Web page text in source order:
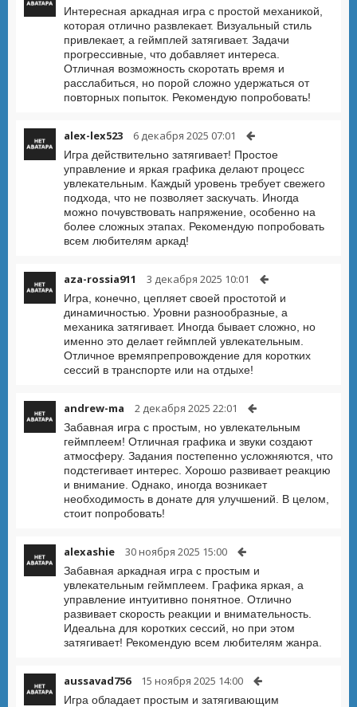
Интересная аркадная игра с простой механикой,
которая отлично развлекает. Визуальный стиль
привлекает, а геймплей затягивает. Задачи
прогрессивные, что добавляет интереса.
Отличная возможность скоротать время и
расслабиться, но порой сложно удержаться от
повторных попыток. Рекомендую попробовать!
alex-lex523 6 декабря 2025 07:01
Игра действительно затягивает! Простое
управление и яркая графика делают процесс
увлекательным. Каждый уровень требует свежего
подхода, что не позволяет заскучать. Иногда
можно почувствовать напряжение, особенно на
более сложных этапах. Рекомендую попробовать
всем любителям аркад!
aza-rossia911 3 декабря 2025 10:01
Игра, конечно, цепляет своей простотой и
динамичностью. Уровни разнообразные, а
механика затягивает. Иногда бывает сложно, но
именно это делает геймплей увлекательным.
Отличное времяпрепровождение для коротких
сессий в транспорте или на отдыхе!
andrew-ma 2 декабря 2025 22:01
Забавная игра с простым, но увлекательным
геймплеем! Отличная графика и звуки создают
атмосферу. Задания постепенно усложняются, что
подстегивает интерес. Хорошо развивает реакцию
и внимание. Однако, иногда возникает
необходимость в донате для улучшений. В целом,
стоит попробовать!
alexashie 30 ноября 2025 15:00
Забавная аркадная игра с простым и
увлекательным геймплеем. Графика яркая, а
управление интуитивно понятное. Отлично
развивает скорость реакции и внимательность.
Идеальна для коротких сессий, но при этом
затягивает! Рекомендую всем любителям жанра.
aussavad756 15 ноября 2025 14:00
Игра обладает простым и затягивающим